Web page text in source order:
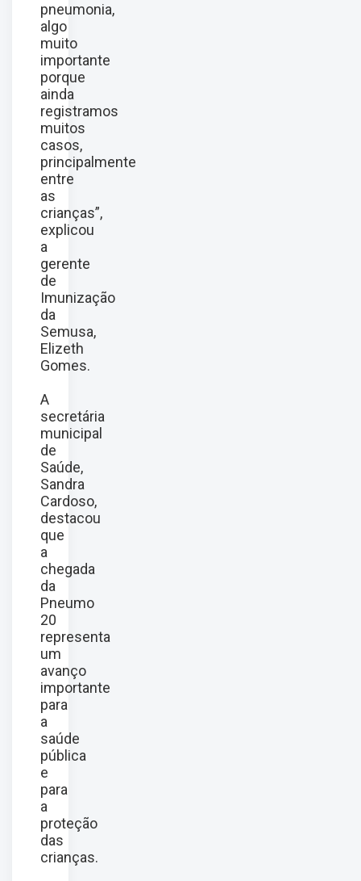
pneumonia,
algo
muito
importante
porque
ainda
registramos
muitos
casos,
principalmente
entre
as
crianças”,
explicou
a
gerente
de
Imunização
da
Semusa,
Elizeth
Gomes.
A
secretária
municipal
de
Saúde,
Sandra
Cardoso,
destacou
que
a
chegada
da
Pneumo
20
representa
um
avanço
importante
para
a
saúde
pública
e
para
a
proteção
das
crianças.